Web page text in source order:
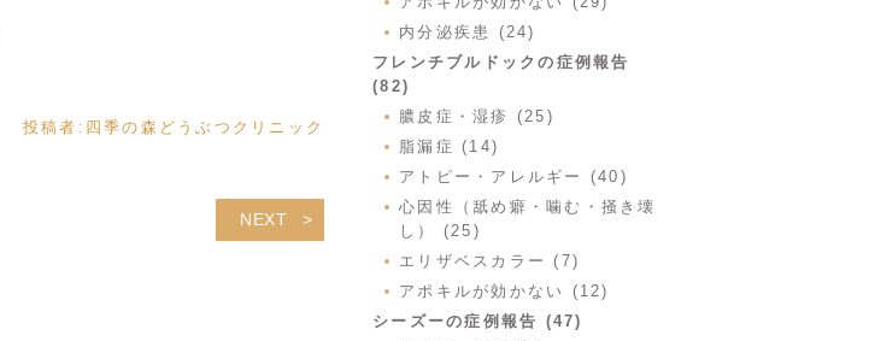
投稿者: 四季の森どうぶつクリニック
NEXT
内分泌疾患 (24)
フレンチブルドックの症例報告
(82)
膿皮症・湿疹 (25)
脂漏症 (14)
アトピー・アレルギー (40)
心因性（舐め癖・噛む・掻き壊
し） (25)
エリザベスカラー (7)
アポキルが効かない (12)
シーズーの症例報告 (47)